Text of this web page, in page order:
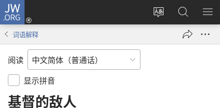
JW.ORG
更
登
录
（打
搜
索
JW.ORG
显
词语解释
阅读
显示拼音
基督的敌人